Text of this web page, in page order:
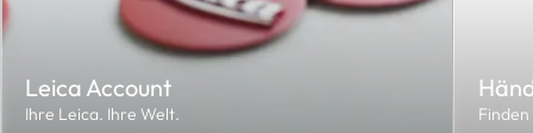
Leica Account
Ihre Leica. Ihre Welt.